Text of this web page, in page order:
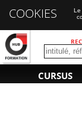
CURSUS
COOKIES
Le